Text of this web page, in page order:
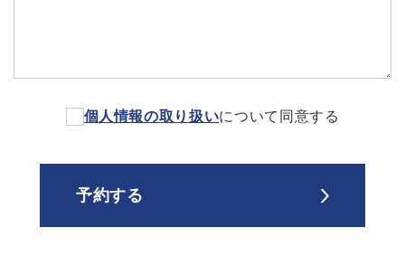
個人情報の取り扱いについて同意する